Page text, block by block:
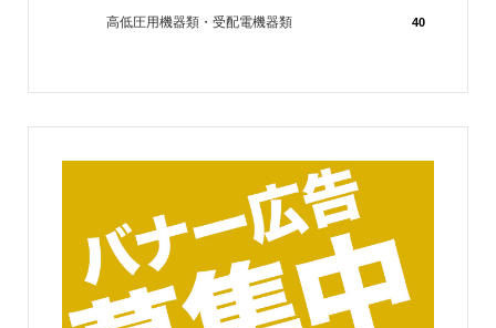
高低圧用機器類・受配電機器類 40